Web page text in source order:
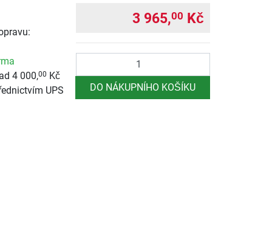
4 000,00 Kč
UPS
3 965,00 Kč
DO NÁKUPNÍHO KOŠÍKU